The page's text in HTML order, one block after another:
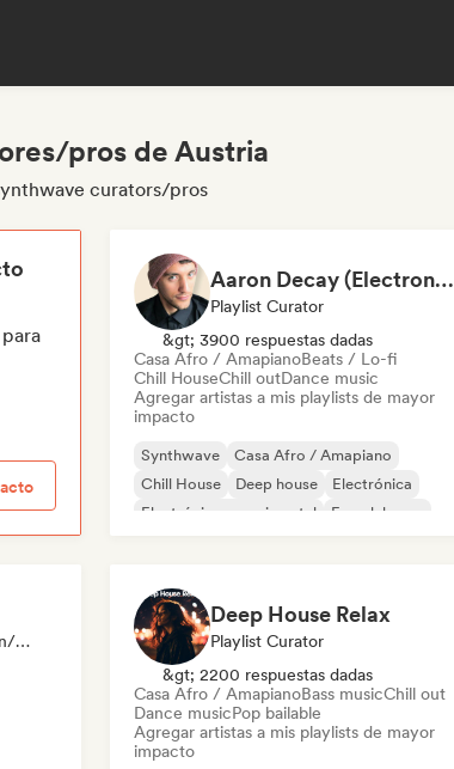
pros de Austria
curators/pros
Aaron Decay (Electronic Dream & Chill Electronic Dream playlists)
Playlist Curator
&gt; 3900 respuestas dadas
Casa Afro / AmapianoBeats / Lo-fi
Chill HouseChill outDance music
Agregar artistas a mis playlists de mayor
impacto
Synthwave
Casa Afro / Amapiano
Chill House
Deep house
Electrónica
Electrónica experimental
French house
Medios De Comunicación/Periodista
Deep House Relax
Playlist Curator
&gt; 2200 respuestas dadas
Casa Afro / AmapianoBass musicChill out
Dance musicPop bailable
Agregar artistas a mis playlists de mayor
impacto